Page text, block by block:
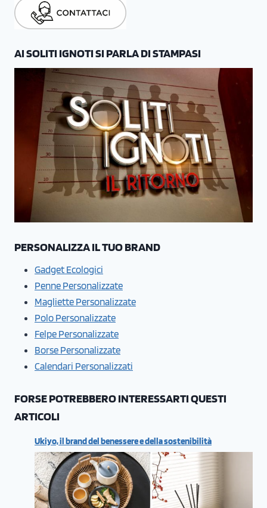
AI SOLITI IGNOTI SI PARLA DI STAMPASI
PERSONALIZZA IL TUO BRAND
Gadget Ecologici
Penne Personalizzate
Magliette Personalizzate
Polo Personalizzate
Felpe Personalizzate
Borse Personalizzate
Calendari Personalizzati
FORSE POTREBBERO INTERESSARTI QUESTI
ARTICOLI
Ukiyo, il brand del benessere e della sostenibilità